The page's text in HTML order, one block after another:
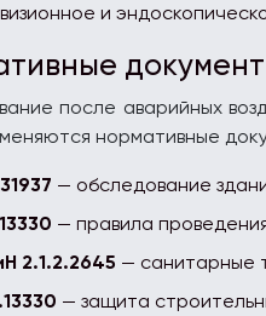
и
после аварийных
нормативные
— обследование
— правила
2.1.2.2645 — санитарные
— защита